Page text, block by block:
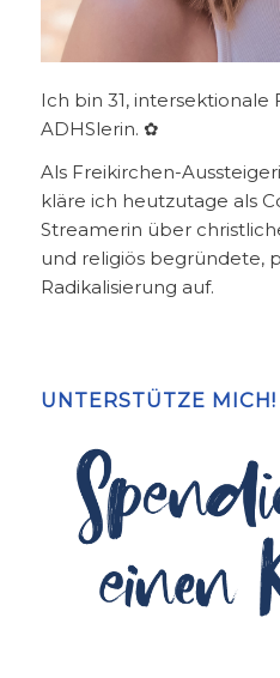
Ich bin 31, intersektionale
ADHSlerin. ✿
Als Freikirchen-
kläre ich heutzutage als
Streamerin über
und religiös begründete,
Radikalisierung auf.
UNTERSTÜTZE MICH!